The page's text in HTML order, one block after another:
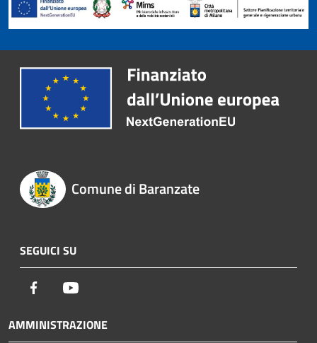
Comune di Baranzate
SEGUICI SU
Facebook
AMMINISTRAZIONE